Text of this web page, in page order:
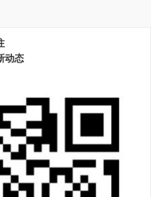
动态